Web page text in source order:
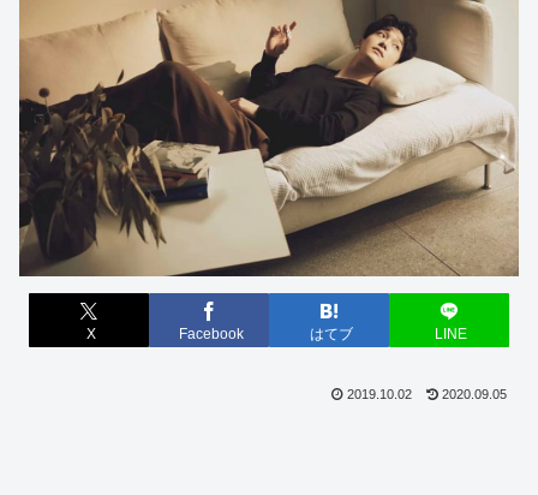
X Facebook はてブ LINE
2019.10.02 2020.09.05